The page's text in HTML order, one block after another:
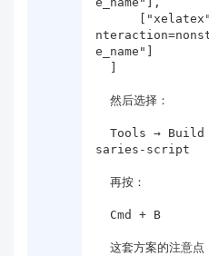
e_name"]
  然后选择：
  Tools → Build System → LaTeX-glos
saries-script
  再按：
  这套方案的注意点：